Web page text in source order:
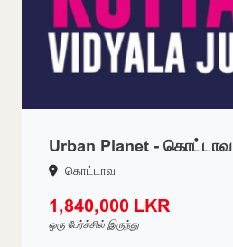
Urban Planet - கொட்டாவ
கொட்டாவ
1,840,000 LKR
ஒரு பேர்ச்சில் இருந்து